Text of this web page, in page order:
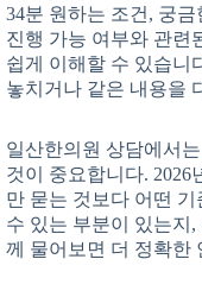
34분 원하는 조건, 궁
진행 가능 여부와 관련
쉽게 이해할 수 있습니
놓치거나 같은 내용을
일산한의원 상담에서
것이 중요합니다. 2026
만 묻는 것보다 어떤
수 있는 부분이 있는지
께 물어보면 더 정확한